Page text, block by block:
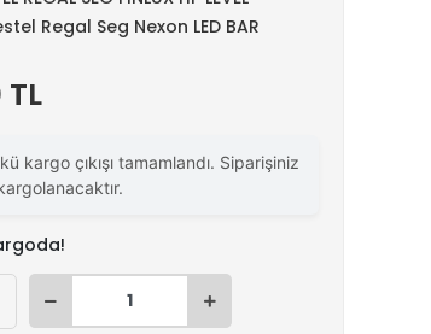
Regal Seg Nexon LED BAR
kargo çıkışı tamamlandı. Siparişiniz